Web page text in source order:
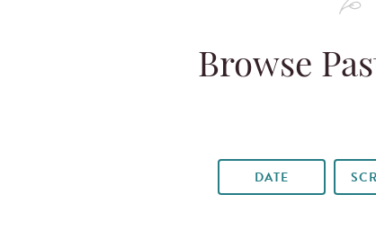
Browse
DATE